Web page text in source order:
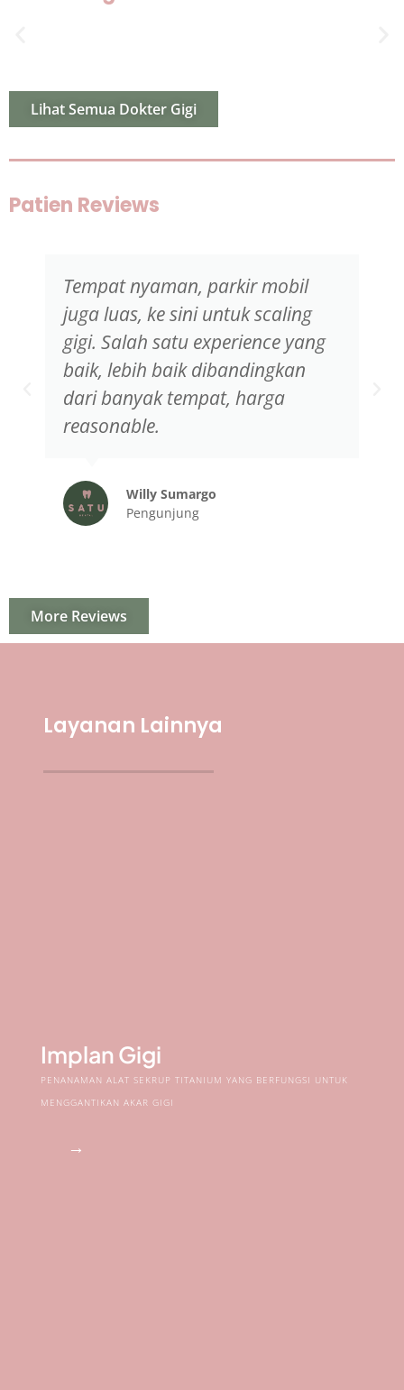
Lihat Semua Dokter Gigi
Patien Reviews
Tempat nyaman, parkir mobil
juga luas, ke sini untuk scaling
gigi. Salah satu experience yang
baik, lebih baik dibandingkan
dari banyak tempat, harga
reasonable.
Willy Sumargo
Pengunjung
More Reviews
Layanan Lainnya
Implan Gigi
PENANAMAN ALAT SEKRUP TITANIUM YANG BERFUNGSI UNTUK
MENGGANTIKAN AKAR GIGI
→